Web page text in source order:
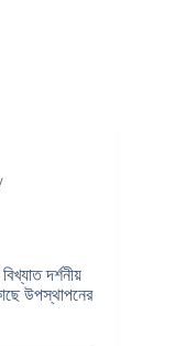
দর্শনীয়
উপস্থাপনের